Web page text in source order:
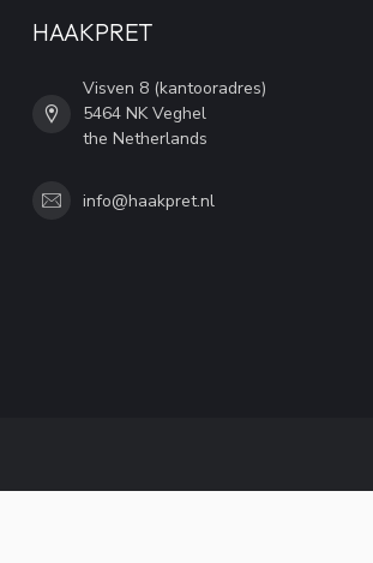
HAAKPRET
Visven 8 (kantooradres)
5464 NK Veghel
the Netherlands
info@haakpret.nl